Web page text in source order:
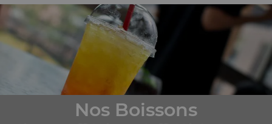
Nos Boissons